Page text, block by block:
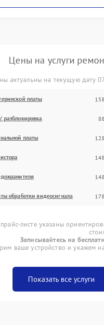
Цены на услуги
актуальны на текущую дату
платы
платы
обработки видеосигнала
листе указаны
Записывайтесь на
ваше устройство и укажем
Показать все услуги